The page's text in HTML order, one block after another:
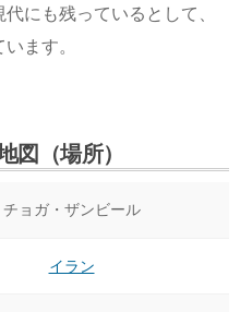
にも残っているとして、
ます。
図（場所）
チョガ・ザンビール
イラン